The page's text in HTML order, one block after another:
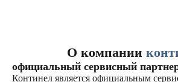
О компании
официальный сервисный
Континел является официальным